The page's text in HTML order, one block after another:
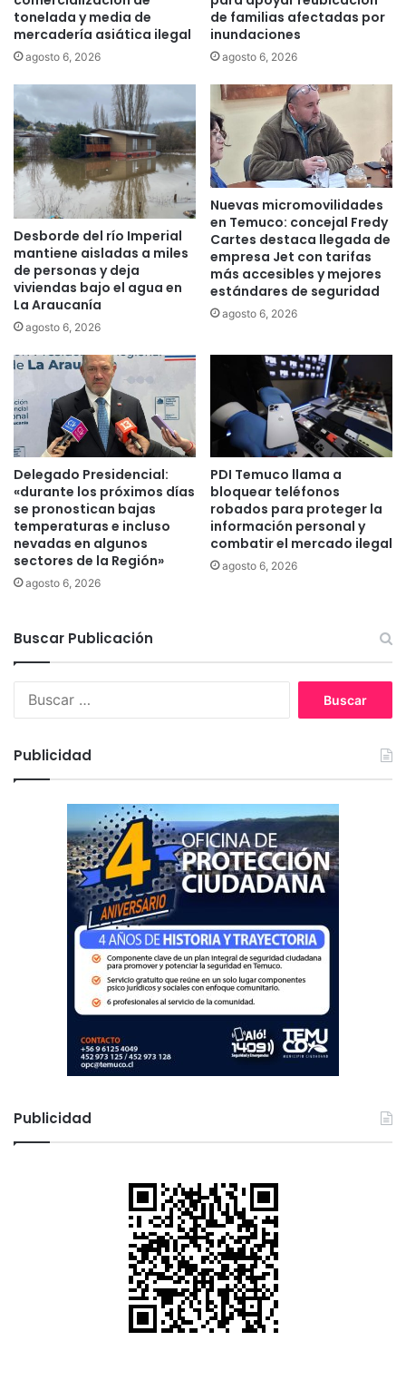
a
r
r
a
s
,
s
e
n
e
t
u
i
j
o
y
y
d
i
n
e
d
e
s
d
e
o
a
l
o
m
e
r
c
i
a
l
A
n
g
l
tonelada y media de
mercadería asiática ilegal
agosto 6, 2026
de familias afectadas por
inundaciones
agosto 6, 2026
Desborde del río Imperial
mantiene aisladas a miles
de personas y deja
viviendas bajo el agua en
La Araucanía
agosto 6, 2026
Nuevas micromovilidades
en Temuco: concejal Fredy
Cartes destaca llegada de
empresa Jet con tarifas
más accesibles y mejores
estándares de seguridad
agosto 6, 2026
Delegado Presidencial:
«durante los próximos días
se pronostican bajas
temperaturas e incluso
nevadas en algunos
sectores de la Región»
agosto 6, 2026
PDI Temuco llama a
bloquear teléfonos
robados para proteger la
información personal y
combatir el mercado ilegal
agosto 6, 2026
Buscar Publicación
:
Publicidad
Publicidad